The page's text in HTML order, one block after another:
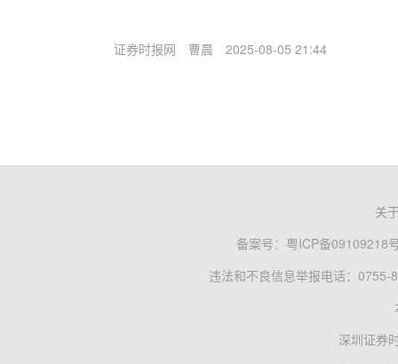
证券时报网 曹晨 2025-08-05 21:44
关
备案号： 粤ICP备09109218
违法和不良信息举报电话：0755-
深圳证券